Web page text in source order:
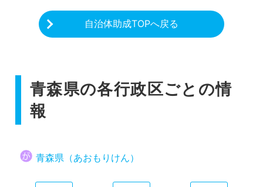
自治体助成TOPへ戻る
青森県の各行政区ごとの情
報
青森県（あおもりけん）